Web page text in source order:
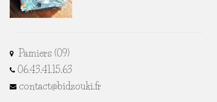
Pamiers (09)
06.43.41.15.63
contact@bidzouki.fr